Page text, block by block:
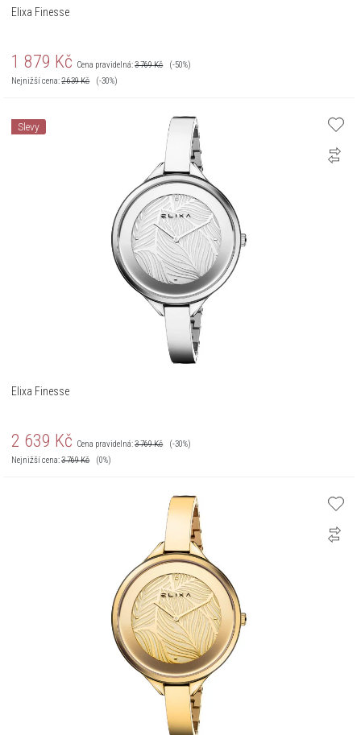
Elixa Finesse
1 879 Kč Cena pravidelná:3 769Kč
(-50%)
Nejnižší cena:2 639Kč (-30%)
Slevy
Elixa Finesse
2 639 Kč Cena pravidelná:3 769Kč
(-30%)
Nejnižší cena:3 769Kč (0%)